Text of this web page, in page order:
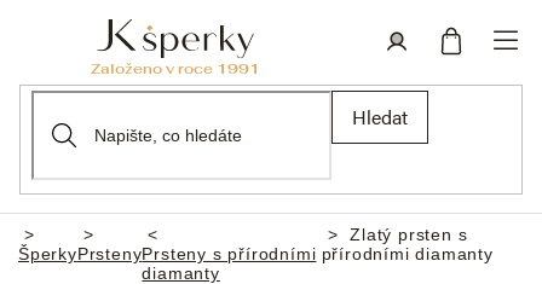
Hledat
Domů
ŠperkyPrstenyPrsteny s přírodními
diamanty
Zlatý prsten s
přírodními diamanty